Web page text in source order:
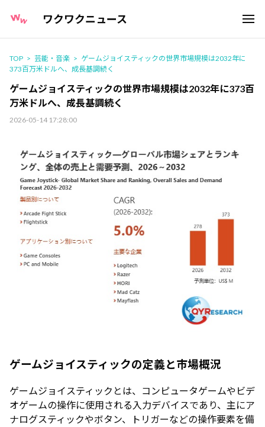
ワクワクニュース
TOP 芸能・音楽
ゲームジョイスティックの世界市場規模は2032年に
373百万米ドルへ、成長基調続く
ゲームジョイスティックの世界市場規模は2032年に373百
万米ドルへ、成長基調続く
2026-05-14 17:28:00
ゲームジョイスティックの定義と市場概況
ゲームジョイスティックとは、コンピュータゲームやビデ
オゲームの操作に使用される入力デバイスであり、主にア
ナログスティックやボタン、トリガーなどの操作要素を備